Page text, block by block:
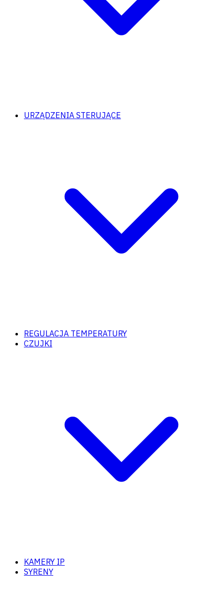
URZĄDZENIA STERUJĄCE
REGULACJA TEMPERATURY
CZUJKI
KAMERY IP
SYRENY